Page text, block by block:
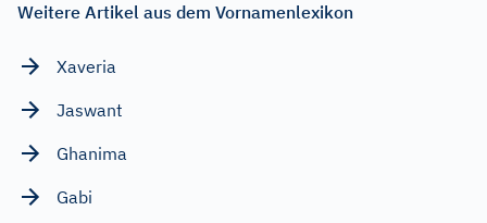
Weitere Artikel aus dem Vornamenlexikon
Xaveria
Jaswant
Ghanima
Gabi